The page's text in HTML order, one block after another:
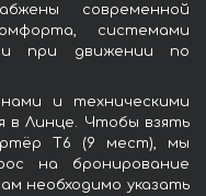
современной
системами
при движении по
и техническими
в Линце. Чтобы взять
T6 (9 мест), мы
на бронирование
необходимо указать